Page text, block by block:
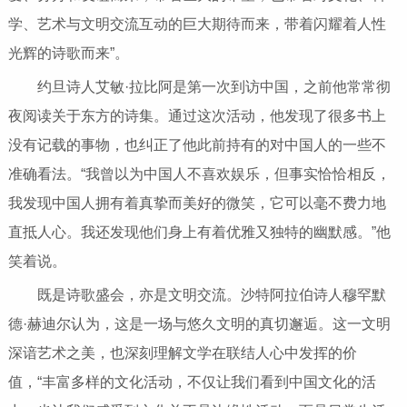
学、艺术与文明交流互动的巨大期待而来，带着闪耀着人性
光辉的诗歌而来”。
约旦诗人艾敏·拉比阿是第一次到访中国，之前他常常彻
夜阅读关于东方的诗集。通过这次活动，他发现了很多书上
没有记载的事物，也纠正了他此前持有的对中国人的一些不
准确看法。“我曾以为中国人不喜欢娱乐，但事实恰恰相反，
我发现中国人拥有着真挚而美好的微笑，它可以毫不费力地
直抵人心。我还发现他们身上有着优雅又独特的幽默感。”他
笑着说。
既是诗歌盛会，亦是文明交流。沙特阿拉伯诗人穆罕默
德·赫迪尔认为，这是一场与悠久文明的真切邂逅。这一文明
深谙艺术之美，也深刻理解文学在联结人心中发挥的价
值，“丰富多样的文化活动，不仅让我们看到中国文化的活